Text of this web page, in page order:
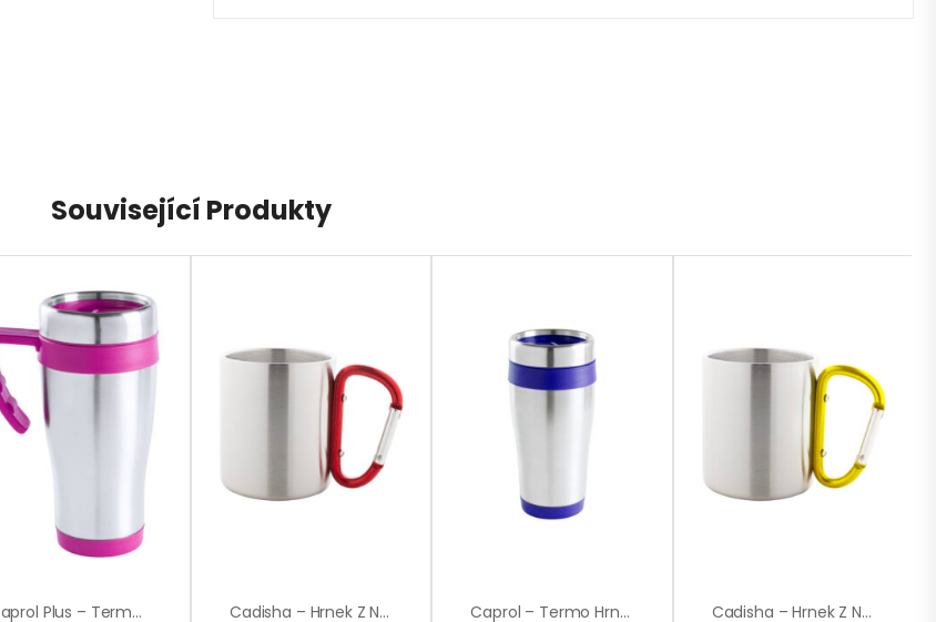
Související Produkty
Caprol Plus – Termo Hrnek Cadisha – Hrnek Z Nerez Oceli Caprol – Termo Hrnek Cadisha – Hrnek Z Nerez Oceli